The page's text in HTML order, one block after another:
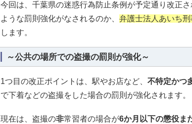
今回は、千葉県の迷惑行為防止条例が予定通り改正さ
ような罰則強化がなされるのか、 弁護士法人あいち
します。
～公共の場所での盗撮の罰則が強化～
1つ目の改正ポイントは、駅やお店など、 不特定かつ
で下着などの盗撮をした場合の罰則が強化されます。
現在は、盗撮の非常習者の場合が6か月以下の懲役ま